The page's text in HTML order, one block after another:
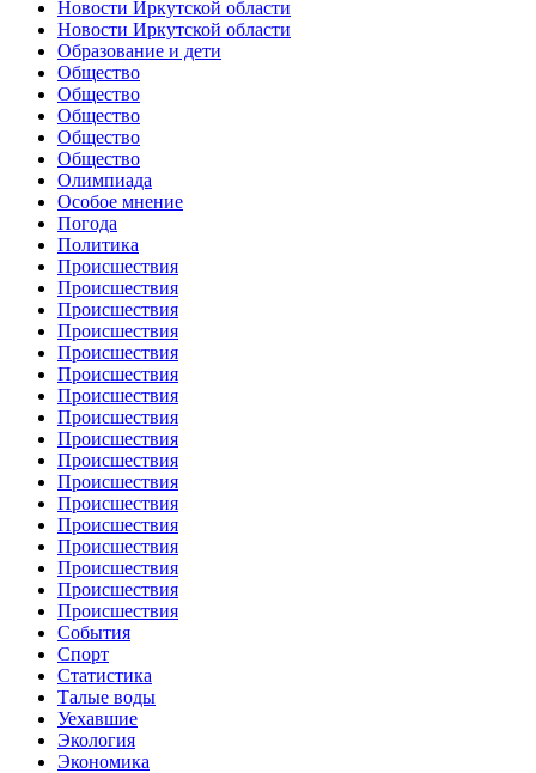
Новости Иркутской области
Новости Иркутской области
Образование и дети
Общество
Общество
Общество
Общество
Общество
Олимпиада
Особое мнение
Погода
Политика
Происшествия
Происшествия
Происшествия
Происшествия
Происшествия
Происшествия
Происшествия
Происшествия
Происшествия
Происшествия
Происшествия
Происшествия
Происшествия
Происшествия
Происшествия
Происшествия
Происшествия
События
Спорт
Статистика
Талые воды
Уехавшие
Экология
Экономика